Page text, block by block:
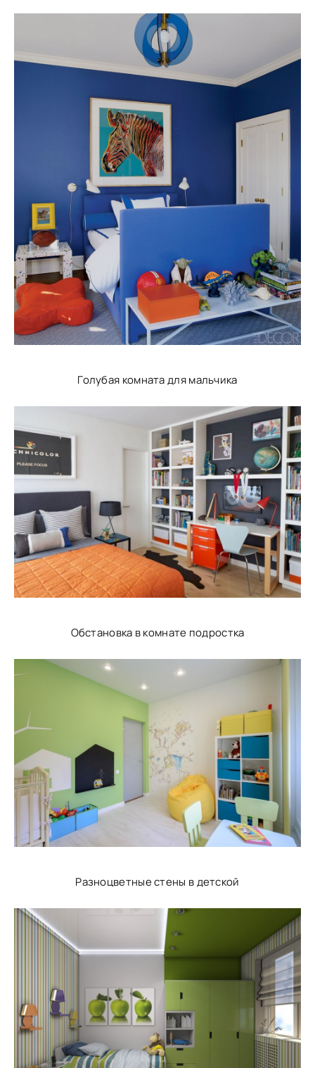
Голубая комната для мальчика
Обстановка в комнате подростка
Разноцветные стены в детской